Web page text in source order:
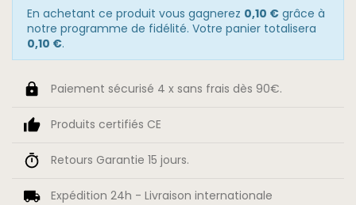
En achetant ce produit vous gagnerez 0,10 €grâce à
notre programme de fidélité. Votre panier totalisera
0,10 €.
Paiement sécurisé 4 x sans frais dès 90€.
Produits certifiés CE
Retours Garantie 15 jours.
Expédition 24h - Livraison internationale